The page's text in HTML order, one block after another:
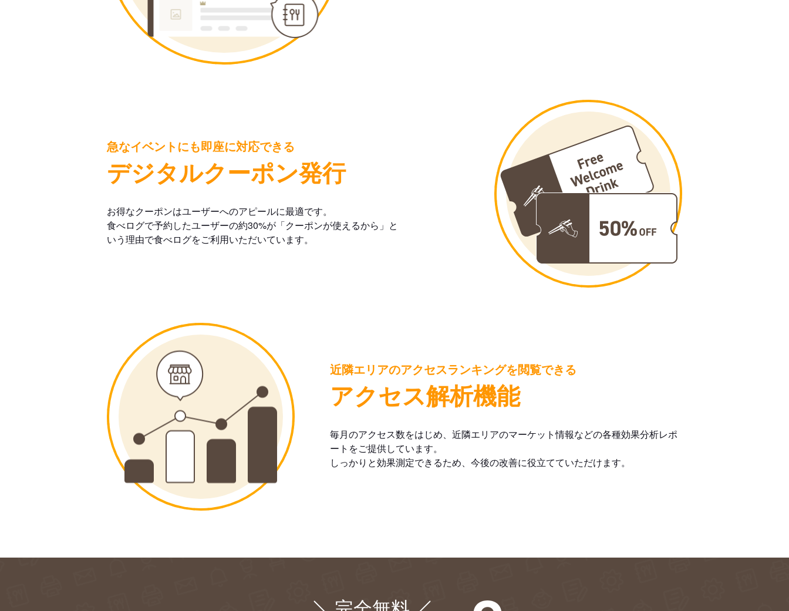
急なイベントにも即座に対応できる
デジタルクーポン発行
お得なクーポンはユーザーへのアピールに最適です。
食べログで予約したユーザーの約30%が「クーポンが使えるから」と
いう理由で食べログをご利用いただいています。
近隣エリアのアクセスランキングを閲覧できる
アクセス解析機能
毎月のアクセス数をはじめ、近隣エリアのマーケット情報などの各種効果分析レポ
ートをご提供しています。
しっかりと効果測定できるため、今後の改善に役立てていただけます。